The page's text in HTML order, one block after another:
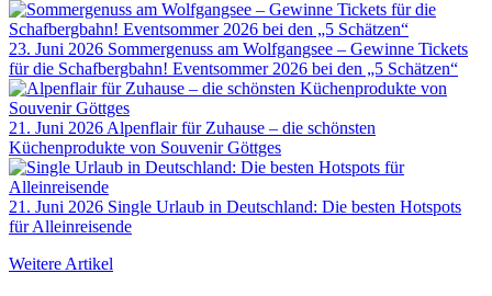
23. Juni 2026 Sommergenuss am Wolfgangsee – Gewinne Tickets
für die Schafbergbahn! Eventsommer 2026 bei den „5 Schätzen“
21. Juni 2026 Alpenflair für Zuhause – die schönsten
Küchenprodukte von Souvenir Göttges
21. Juni 2026 Single Urlaub in Deutschland: Die besten Hotspots
für Alleinreisende
Weitere Artikel